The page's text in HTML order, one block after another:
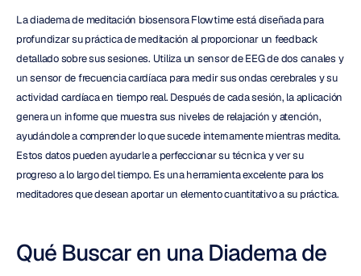
La diadema de meditación biosensora Flowtime está diseñada para
profundizar su práctica de meditación al proporcionar un feedback
detallado sobre sus sesiones. Utiliza un sensor de EEG de dos canales y
un sensor de frecuencia cardíaca para medir sus ondas cerebrales y su
actividad cardíaca en tiempo real. Después de cada sesión, la aplicación
genera un informe que muestra sus niveles de relajación y atención,
ayudándole a comprender lo que sucede internamente mientras medita.
Estos datos pueden ayudarle a perfeccionar su técnica y ver su
progreso a lo largo del tiempo. Es una herramienta excelente para los
meditadores que desean aportar un elemento cuantitativo a su práctica.
Qué Buscar en una Diadema de